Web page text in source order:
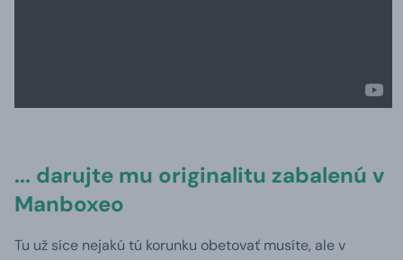
... darujte mu originalitu zabalenú v
Manboxeo
Tu už síce nejakú tú korunku obetovať musíte, ale v